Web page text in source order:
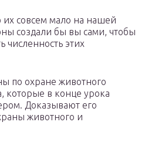
их совсем мало на нашей
создали бы вы сами, чтобы
численность этих
по охране животного
которые в конце урока
Доказывают его
животного и